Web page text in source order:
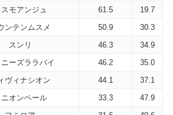
スモアンジュ 61.5
19.7
ンテンムスメ 50.9
30.3
スンリ 46.3
34.9
ーズララバイ 46.2
35.0
ヴィナシオン 44.1
37.1
ニオンペール 33.3
47.9